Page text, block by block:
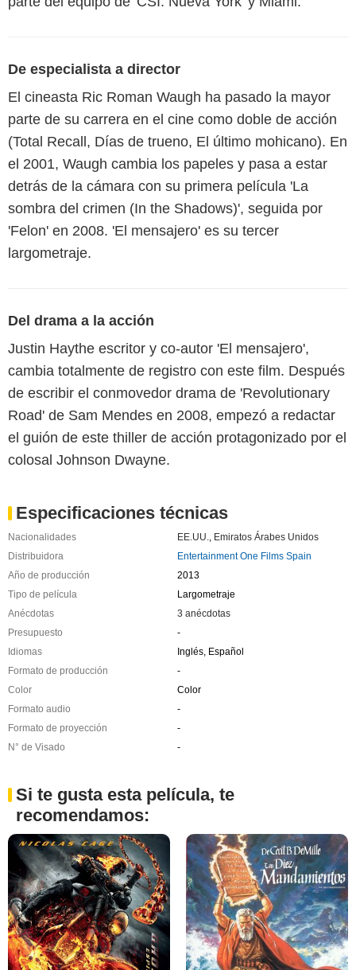
De especialista a director
El cineasta Ric Roman Waugh ha pasado la mayor
parte de su carrera en el cine como doble de acción
(Total Recall, Días de trueno, El último mohicano). En
el 2001, Waugh cambia los papeles y pasa a estar
detrás de la cámara con su primera película 'La
sombra del crimen (In the Shadows)', seguida por
'Felon' en 2008. 'El mensajero' es su tercer
largometraje.
Del drama a la acción
Justin Haythe escritor y co-autor 'El mensajero',
cambia totalmente de registro con este film. Después
de escribir el conmovedor drama de 'Revolutionary
Road' de Sam Mendes en 2008, empezó a redactar
el guión de este thiller de acción protagonizado por el
colosal Johnson Dwayne.
Especificaciones técnicas
Nacionalidades EE.UU.
Emiratos Árabes Unidos
Distribuidora
Entertainment One Films Spain
Año de producción
2013
Tipo de película
Largometraje
Anécdotas
3 anécdotas
Presupuesto
-
Idiomas
Inglés, Español
Formato de producción
-
Color
Color
Formato audio
-
Formato de proyección
-
N° de Visado
-
Si te gusta esta película, te
recomendamos: